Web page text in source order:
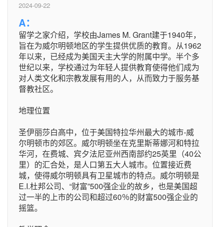
2024-09-22
A：
留学之家介绍，学校由James M. Grant建于1940年，
旨在为威尔明顿地区的学生提供优质的教育。从1962
年以来，已经成为美国天主大学的附属中学。半个多
世纪以来，学校通过为年轻人提供教育使得他们成为
对人类文化和宗教发展有用的人，从而致力于服务基
督教社区。
地理位置
圣伊丽莎白高中，位于美国特拉华州最大的城市-威
尔明顿市的郊区。威尔明顿坐在克里斯蒂娜河和特拉
华河，在费城、宾夕法尼亚州西南部约25英里（40公
里）的汇合处，是人口第五大人城市。位置接近费
城，使得威尔明顿具有卫星城市的特点。威尔明顿是
E.I.杜邦公司、“财富”500强企业的故乡，也是美国超
过一半的上市的公司和超过60％的财富500强企业的
摇篮。